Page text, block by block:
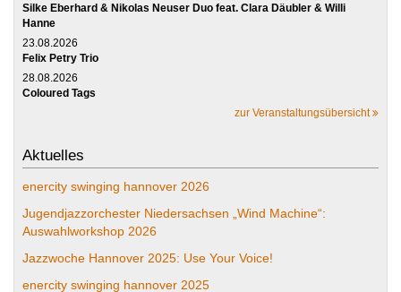
Silke Eberhard & Nikolas Neuser Duo feat. Clara Däubler & Willi
Hanne
23.08.2026
Felix Petry Trio
28.08.2026
Coloured Tags
zur Veranstaltungsübersicht
Aktuelles
enercity swinging hannover 2026
Jugendjazzorchester Niedersachsen „Wind Machine“:
Auswahlworkshop 2026
Jazzwoche Hannover 2025: Use Your Voice!
enercity swinging hannover 2025